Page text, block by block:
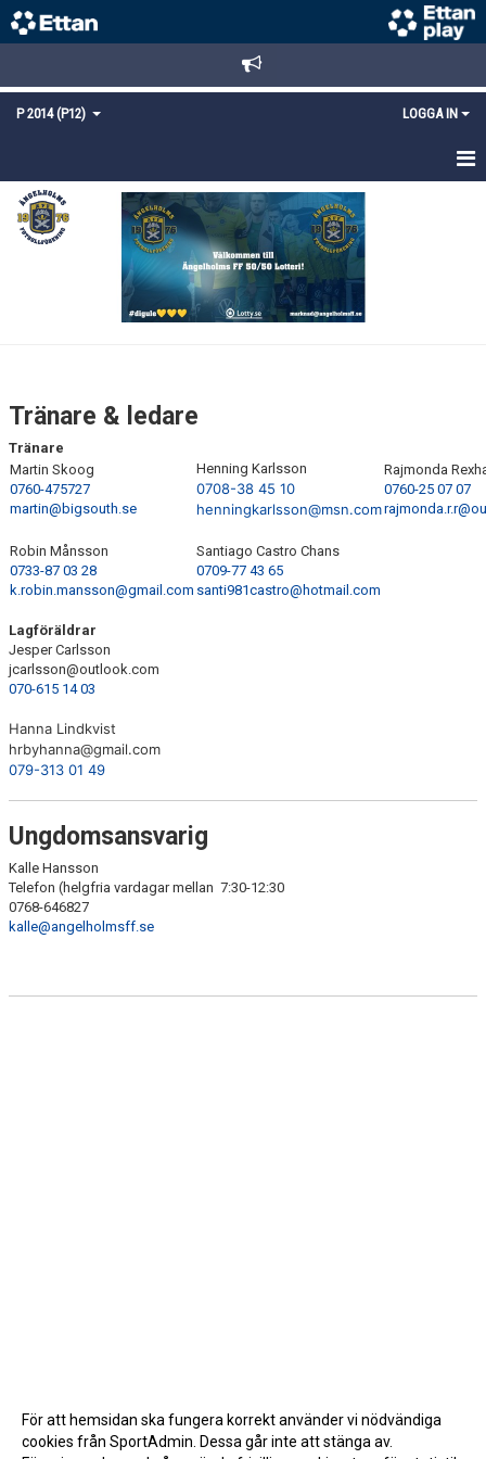
P 2014 (P12) LOGGA IN
HEM
NYHETER
KONTAKT
Tränare & ledare
Tränare
Martin Skoog
0760-475727
martin@bigsouth.se
Henning Karlsson
0708-38 45 10
henningkarlsson@msn.com
Rajmonda
0760-25 07 07
Robin Månsson
0733-87 03 28
k.robin.mansson@gmail.com
Santiago Castro Chans
0709-77 43 65
santi981castro@hotmail.com
Lagföräldrar
Jesper Carlsson
jcarlsson@outlook.com
070-615 14 03
Hanna Lindkvist
hrbyhanna@gmail.com
079-313 01 49
Ungdomsansvarig
Kalle Hansson
Telefon (helgfria vardagar mellan 7:30-12:30
0768-646827
kalle@angelholmsff.se
För att hemsidan ska fungera korrekt använder vi nödvändiga
cookies från SportAdmin. Dessa går inte att stänga av.